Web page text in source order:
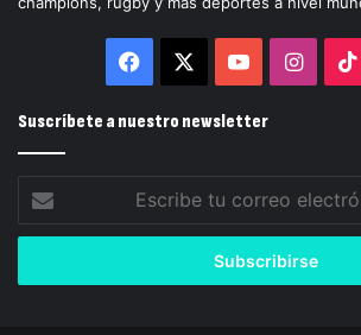
Facebook YouTube
Suscríbete a nuestro newsletter
correo